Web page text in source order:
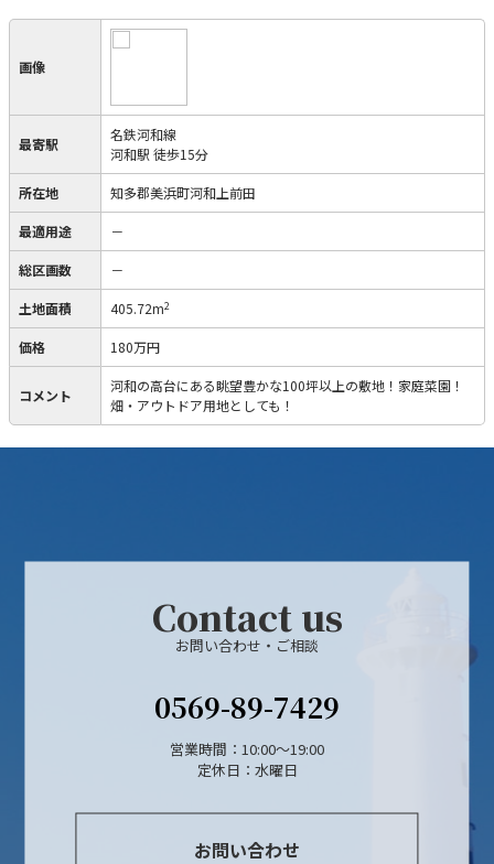
画像
最寄駅
名鉄河和線
河和駅 徒歩15分
所在地 知多郡美浜町河和上前田
最適用途 －
総区画数 －
土地面積 405.72m2
価格 180万円
コメント
河和の高台にある眺望豊かな100坪以上の敷地！家庭菜園！
畑・アウトドア用地としても！
Contact us
お問い合わせ・ご相談
0569-89-7429
営業時間：10:00〜19:00
定休日：水曜日
お問い合わせ